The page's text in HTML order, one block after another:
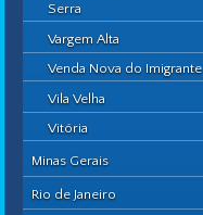
Serra
Vargem Alta
Venda Nova do Imigrante
Vila Velha
Vitória
Minas Gerais
Rio de Janeiro